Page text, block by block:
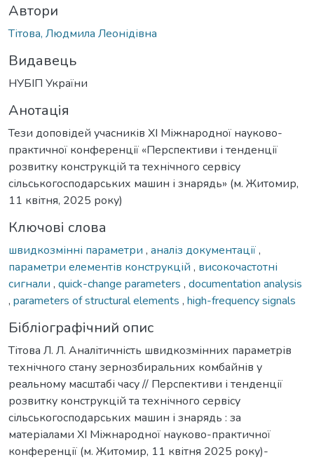
Автори
Тітова, Людмила Леонідівна
Видавець
НУБІП України
Анотація
Тези доповідей учасників XI Міжнародної науково-
практичної конференції «Перспективи і тенденції
розвитку конструкцій та технічного сервісу
сільськогосподарських машин і знарядь» (м. Житомир,
11 квітня, 2025 року)
Ключові слова
швидкозмінні параметри , аналіз документації,
параметри елементів конструкцій , високочастотні
сигнали , quick-change parameters , documentation analysis
, parameters of structural elements , high-frequency signals
Бібліографічний опис
Тітова Л. Л. Аналітичність швидкозмінних параметрів
технічного стану зернозбиральних комбайнів у
реальному масштабі часу // Перспективи і тенденції
розвитку конструкцій та технічного сервісу
сільськогосподарських машин і знарядь : за
матеріалами XI Міжнародної науково-практичної
конференції (м. Житомир, 11 квітня 2025 року)-